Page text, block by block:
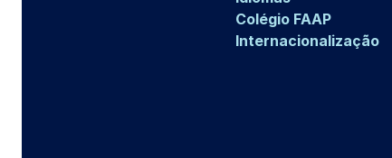
Colégio FAAP
Internacionalização